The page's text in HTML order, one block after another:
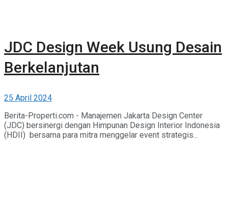
JDC Design Week Usung Desain
Berkelanjutan
25 April 2024
Berita-Properti.com - Manajemen Jakarta Design Center
(JDC) bersinergi dengan Himpunan Design Interior Indonesia
(HDII) bersama para mitra menggelar event strategis...